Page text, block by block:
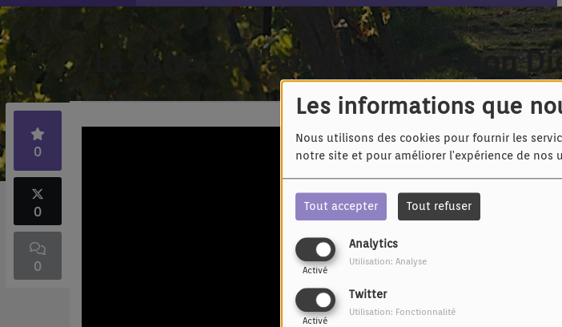
Les informations que
Nous utilisons des cookies pour fournir les
notre site et pour améliorer l'expérience de nos
Tout accepter Tout refuser
Analytics
Activé
Utilisation: Analyse
Twitter
Activé
Utilisation: Fonctionnalité
La Zarra - A l'ammoniaque mon
0
0
0